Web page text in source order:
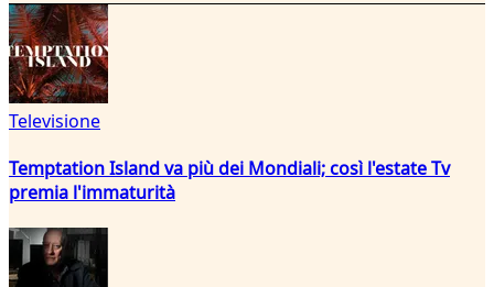
Televisione
Temptation Island va più dei Mondiali; così l'estate Tv
premia l'immaturità